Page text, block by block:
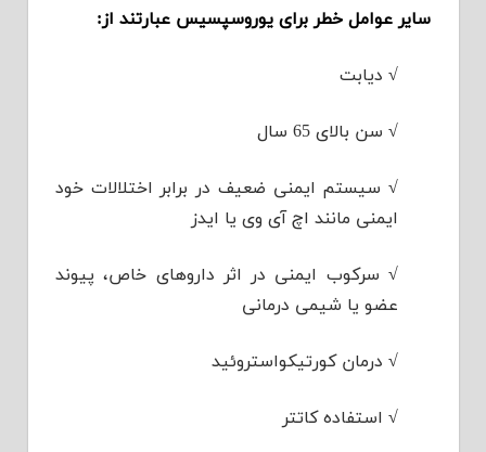
سایر عوامل خطر برای یوروسپسیس عبارتند از:
√ دیابت
√ سن بالای 65 سال
√ سیستم ایمنی ضعیف در برابر اختلالات خود
ایمنی مانند اچ آی وی یا ایدز
√ سرکوب ایمنی در اثر داروهای خاص، پیوند
عضو یا شیمی درمانی
√ درمان کورتیکواستروئید
√ استفاده کاتتر